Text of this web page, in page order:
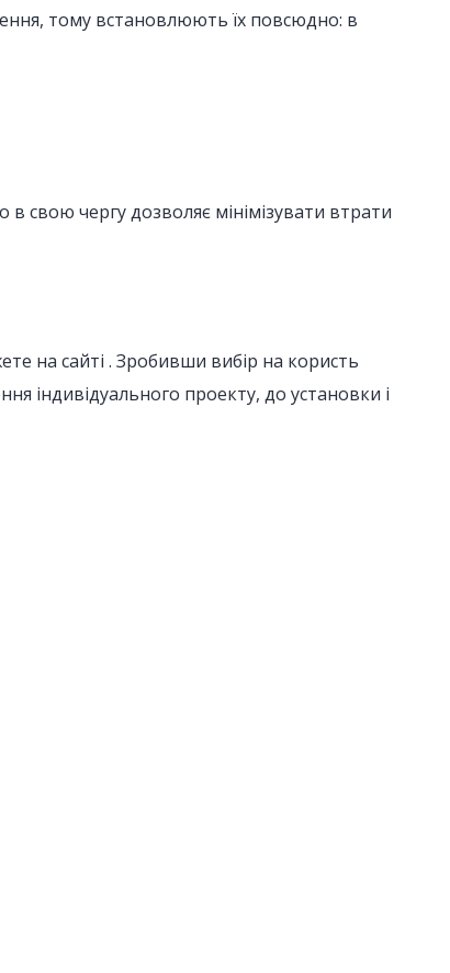
тому встановлюють їх повсюдно: в
свою чергу дозволяє мінімізувати втрати
на сайті . Зробивши вибір на користь
індивідуального проекту, до установки і